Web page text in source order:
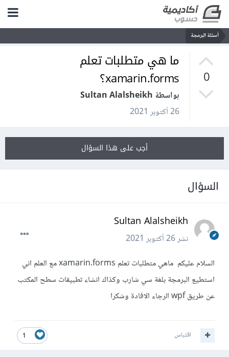
أسئلة البرمجة
0
ما هي متطلبات تعلم
xamarin.forms؟
بواسطة Sultan Alalsheikh
26 أكتوبر 2021
أجب على هذا السؤال
السؤال
Sultan Alalsheikh
نشر26 أكتوبر 2021
السلام عليكم ماهي متطلبات تعلم xamarin.forms مع العلم اني
استطيع البرمجة بلغة سي شارب وكذاك انشاء تطبيقات سطح المكتب
عن طريق wpf الرجاء الافادة وشكرا
1 اقتباس